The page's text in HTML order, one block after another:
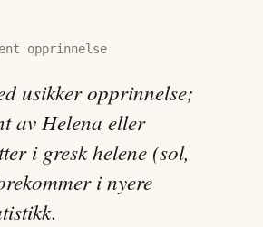
opprinnelse
usikker opprinnelse;
av Helena eller
i gresk helene (sol,
i nyere